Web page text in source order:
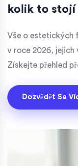
kolik to stojí
Vše o estetických
v roce 2026, jejich
Získejte přehled
Dozvědět Se